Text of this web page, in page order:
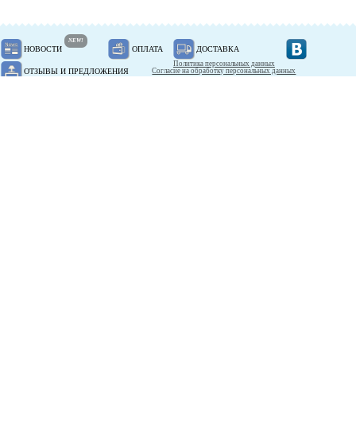
НОВОСТИ
NEW!
ОПЛАТА ДОСТАВКА
ОТЗЫВЫ И ПРЕДЛОЖЕНИЯ
Политика персональных данных
Согласие на обработку персональных данных